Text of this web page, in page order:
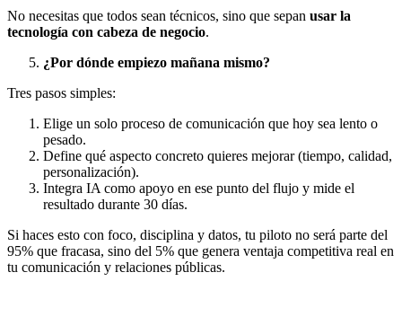
No necesitas que todos sean técnicos, sino que sepan usar la
tecnología con cabeza de negocio.
¿Por dónde empiezo mañana mismo?
Tres pasos simples:
Elige un solo proceso de comunicación que hoy sea lento o
pesado.
Define qué aspecto concreto quieres mejorar (tiempo, calidad,
personalización).
Integra IA como apoyo en ese punto del flujo y mide el
resultado durante 30 días.
Si haces esto con foco, disciplina y datos, tu piloto no será parte del
95% que fracasa, sino del 5% que genera ventaja competitiva real en
tu comunicación y relaciones públicas.